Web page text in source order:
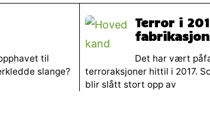
til
slange?
Terror i
Det har vært
terroraksjoner hittil i 2017.
blir slått stort opp av